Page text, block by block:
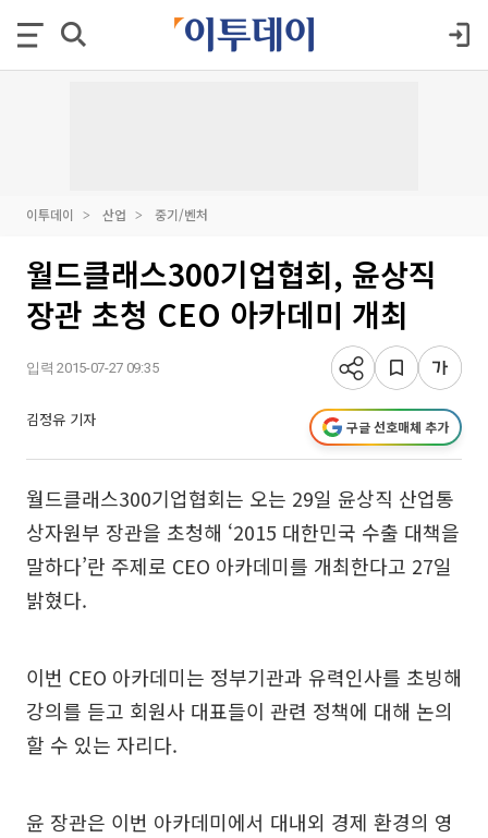
이투데이 산업 중기/벤처
월드클래스300기업협회, 윤상직
장관 초청 CEO 아카데미 개최
입력 2015-07-27 09:35
김정유 기자 구글 선호매체 추가
월드클래스300기업협회는 오는 29일 윤상직 산업통
상자원부 장관을 초청해 ‘2015 대한민국 수출 대책을
말하다’란 주제로 CEO 아카데미를 개최한다고 27일
밝혔다.
이번 CEO 아카데미는 정부기관과 유력인사를 초빙해
강의를 듣고 회원사 대표들이 관련 정책에 대해 논의
할 수 있는 자리다.
윤 장관은 이번 아카데미에서 대내외 경제 환경의 영